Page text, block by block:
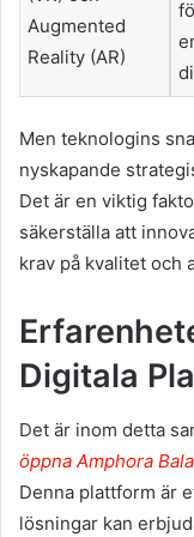
Augmented
Reality (AR)
Men teknologins
nyskapande
Det är en viktig
säkerställa att
krav på kvalitet och
Digitala
Det är inom detta
öppna Amphora
Denna plattform är
lösningar kan